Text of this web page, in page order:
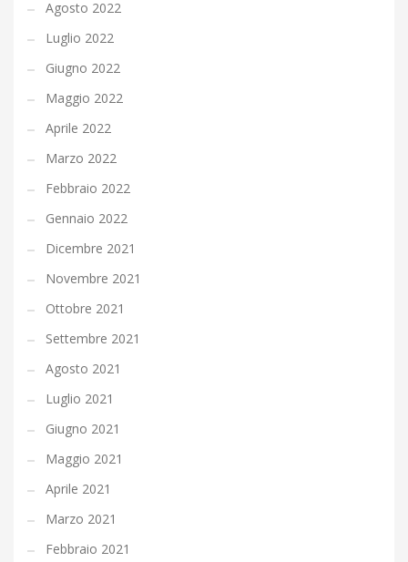
Agosto 2022
Luglio 2022
Giugno 2022
Maggio 2022
Aprile 2022
Marzo 2022
Febbraio 2022
Gennaio 2022
Dicembre 2021
Novembre 2021
Ottobre 2021
Settembre 2021
Agosto 2021
Luglio 2021
Giugno 2021
Maggio 2021
Aprile 2021
Marzo 2021
Febbraio 2021